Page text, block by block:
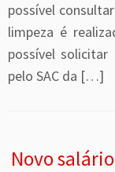
possível
limpeza é
possível
pelo SAC da […]
Novo